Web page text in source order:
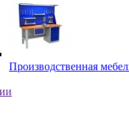
Производственная